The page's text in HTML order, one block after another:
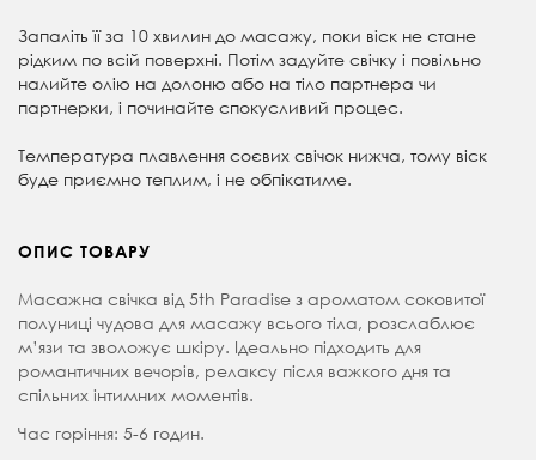
Запаліть її за 10 хвилин до масажу, поки віск не стане
рідким по всій поверхні. Потім задуйте свічку і повільно
налийте олію на долоню або на тіло партнера чи
партнерки, і починайте спокусливий процес.
Температура плавлення соєвих свічок нижча, тому віск
буде приємно теплим, і не обпікатиме.
ОПИС ТОВАРУ
Масажна свічка від 5th Paradise з ароматом соковитої
полуниці чудова для масажу всього тіла, розслаблює
м’язи та зволожує шкіру. Ідеально підходить для
романтичних вечорів, релаксу після важкого дня та
спільних інтимних моментів.
Час горіння: 5-6 годин.